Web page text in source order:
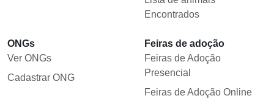
Encontrados
ONGs
Ver ONGs
Cadastrar ONG
Feiras de adoção
Feiras de Adoção
Presencial
Feiras de Adoção Online